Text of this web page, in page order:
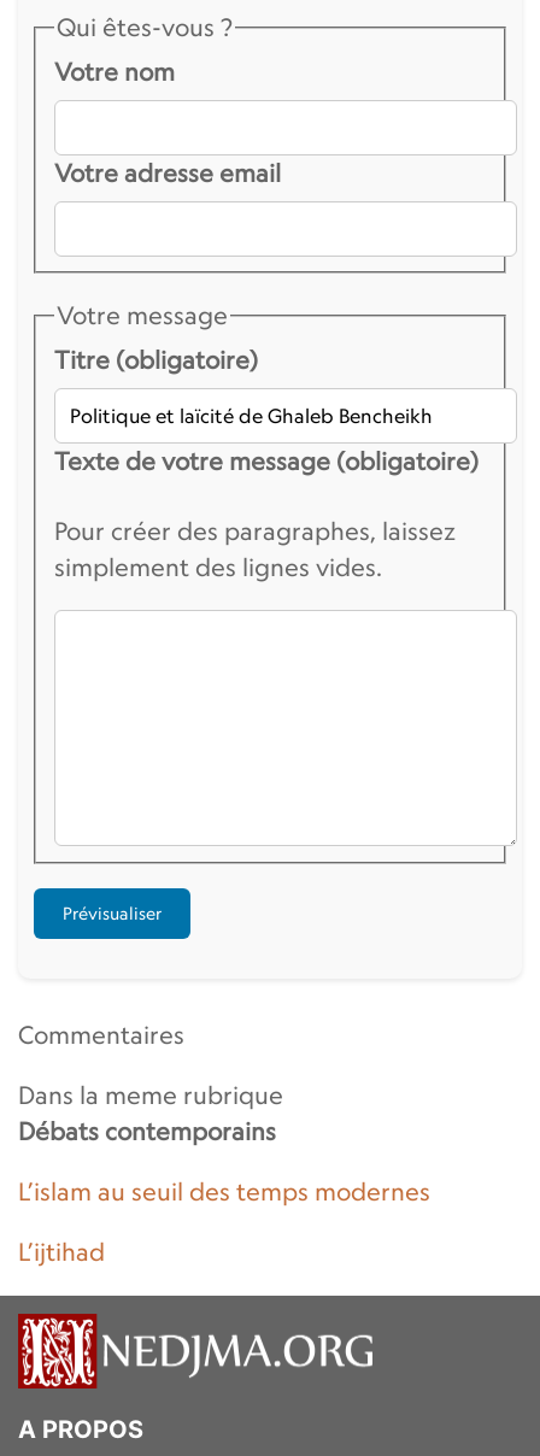
Qui êtes-vous ?
Votre nom
Votre adresse email
Votre message
Titre (obligatoire)
Texte de votre message (obligatoire)
Pour créer des paragraphes, laissez
simplement des lignes vides.
Commentaires
Dans la meme rubrique
Débats contemporains
L’islam au seuil des temps modernes
L’ijtihad
A PROPOS